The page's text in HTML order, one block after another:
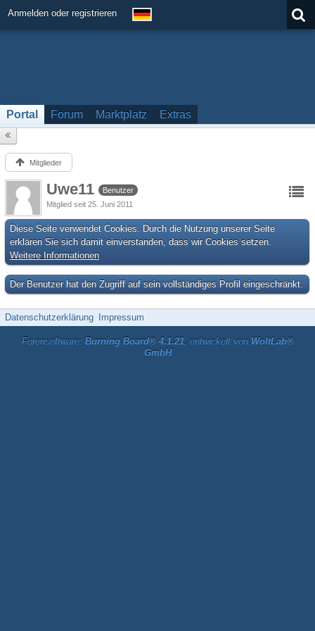
Anmelden oder registrieren
Portal Forum Marktplatz Extras
Mitglieder
Uwe11
Benutzer
Mitglied seit 25. Juni 2011
Diese Seite verwendet Cookies. Durch die Nutzung unserer Seite
erklären Sie sich damit einverstanden, dass wir Cookies setzen.
Weitere Informationen
Der Benutzer hat den Zugriff auf sein vollständiges Profil eingeschränkt.
Datenschutzerklärung Impressum
Forensoftware: Burning Board® 4.1.21, entwickelt von WoltLab®
GmbH